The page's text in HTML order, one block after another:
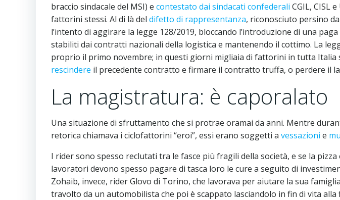
braccio sindacale del MSI) e contestato dai sindacati confederali CGIL, CISL
fattorini stessi. Al di là del difetto di rappresentanza, riconosciuto persino
l’intento di aggirare la legge 128/2019, bloccando l’introduzione di una
stabiliti dai contratti nazionali della logistica e mantenendo il cottimo. La
proprio il primo novembre; in questi giorni migliaia di fattorini in tutta Italia
rescindere il precedente contratto e firmare il contratto truffa, o perdere il
La magistratura: è caporalato
Una situazione di sfruttamento che si protrae oramai da anni. Mentre
retorica chiamava i ciclofattorini “eroi”, essi erano soggetti a vessazioni e
I rider sono spesso reclutati tra le fasce più fragili della società, e se la
lavoratori devono spesso pagare di tasca loro le cure a seguito di
Zohaib, invece, rider Glovo di Torino, che lavorava per aiutare la sua
travolto da un automobilista che poi è scappato lasciandolo in fin di vita alla